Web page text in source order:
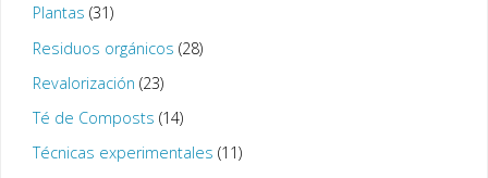
Plantas (31)
Residuos orgánicos (28)
Revalorización (23)
Té de Composts (14)
Técnicas experimentales (11)